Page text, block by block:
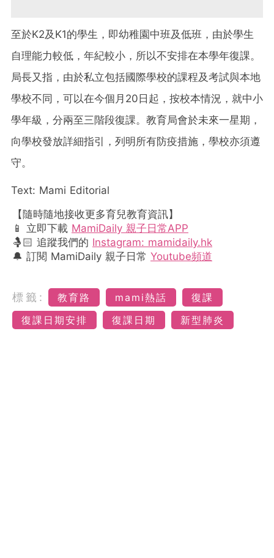
至於K2及K1的學生，即幼稚園中班及低班，由於學生
自理能力較低，年紀較小，所以不安排在本學年復課。
局長又指，由於私立包括國際學校的課程及考試與本地
學校不同，可以在今個月20日起，按校本情況，就中小
學年級，分兩至三階段復課。教育局會於未來一星期，
向學校發放詳細指引，列明所有防疫措施，學校亦須遵
守。
Text: Mami Editorial
【隨時隨地接收更多育兒教育資訊】
📱 立即下載 MamiDaily 親子日常APP
🤱🏻 追蹤我們的 Instagram: mamidaily.hk
🔔 訂閱 MamiDaily 親子日常 Youtube頻道
標籤: 教育路 mami熱話
復課
復課日期安排
復課日期 新型肺炎